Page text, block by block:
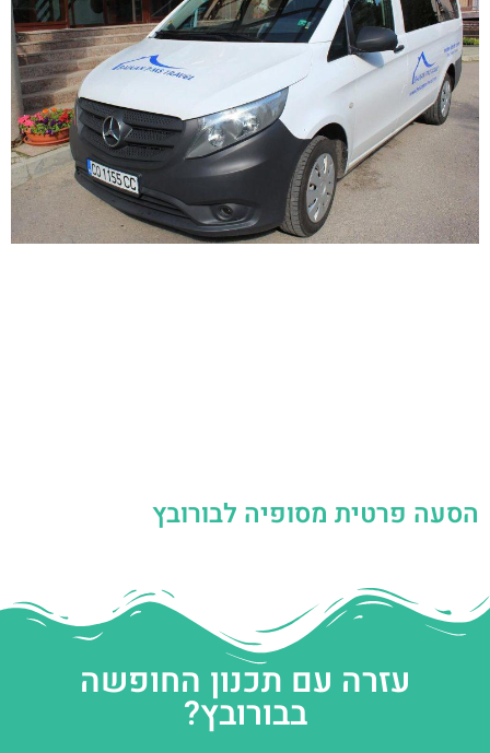
הסעה פרטית מסופיה לבורובץ
עזרה עם תכנון החופשה
בבורובץ?